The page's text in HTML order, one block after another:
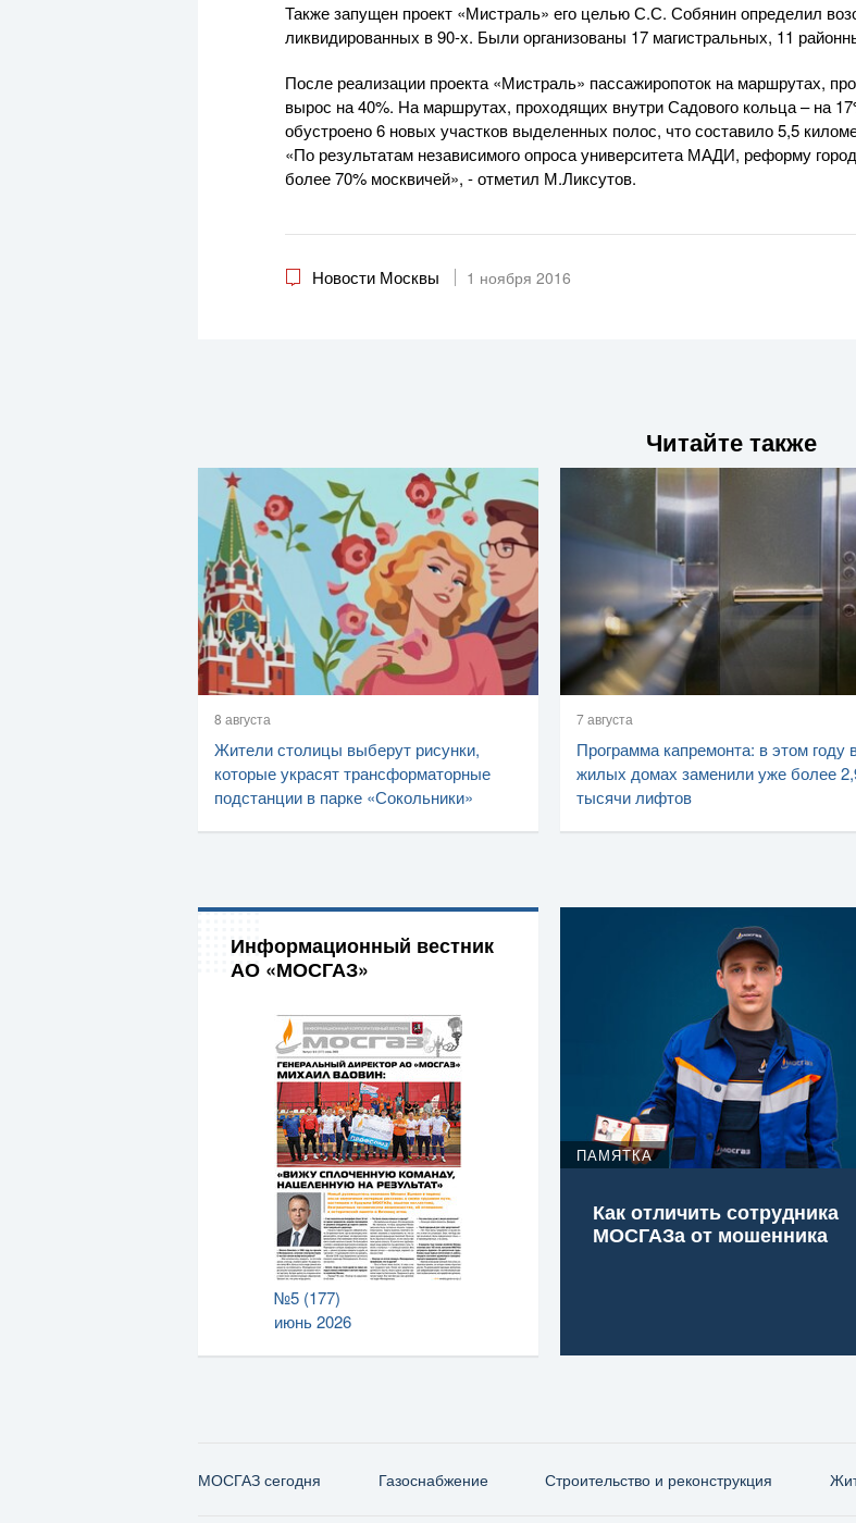
Также запущен проект «Мистраль» его целью С.С. Собянин определил
ликвидированных в 90-х. Были организованы 17 магистральных, 11
После реализации проекта «Мистраль» пассажиропоток на маршрутах,
вырос на 40%. На маршрутах, проходящих внутри Садового кольца – на
обустроено 6 новых участков выделенных полос, что составило 5,5
«По результатам независимого опроса университета МАДИ, реформу
более 70% москвичей», - отметил М.Ликсутов.
Новости Москвы 1 ноября 2016
Читайте также
8 августа
Жители столицы выберут рисунки,
которые украсят трансформаторные
подстанции в парке «Сокольники»
7 августа
Программа капремонта: в этом году
жилых домах заменили уже более
тысячи лифтов
Информационный вестник
АО «МОСГАЗ»
№5 (177)
июнь 2026
ПАМЯТКА
Как отличить сотрудника
МОСГАЗа от мошенника
МОСГАЗ сегодня Газо­снабжение Строительство и реконструкция